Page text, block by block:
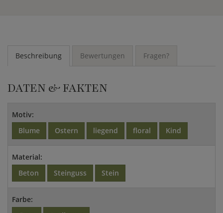
Beschreibung Bewertungen Fragen?
DATEN & FAKTEN
Motiv:
Blume
Ostern liegend floral Kind
Material:
Beton
Steinguss Stein
Farbe: